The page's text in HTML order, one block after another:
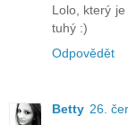
Lolo, který
tuhý :)
Odpovědět
Betty 26.